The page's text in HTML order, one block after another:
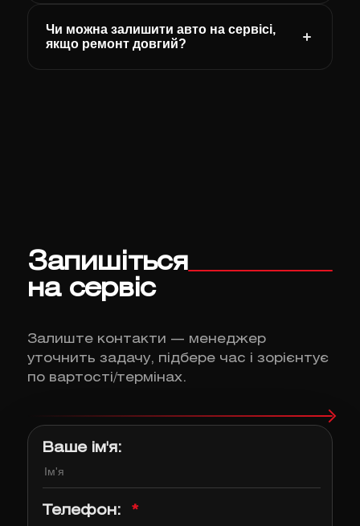
Чи можна залишити авто на сервісі,
якщо ремонт довгий?
Запишіться
на сервіс
Залиште контакти — менеджер
уточнить задачу, підбере час і зорієнтує
по вартості/термінах.
Ваше ім'я:
Телефон: *